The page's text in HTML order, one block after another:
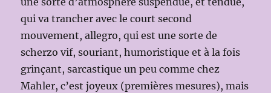
qui va trancher avec le court second
mouvement, allegro, qui est une sorte de
scherzo vif, souriant, humoristique et à la fois
grinçant, sarcastique un peu comme chez
Mahler, c’est joyeux (premières mesures), mais